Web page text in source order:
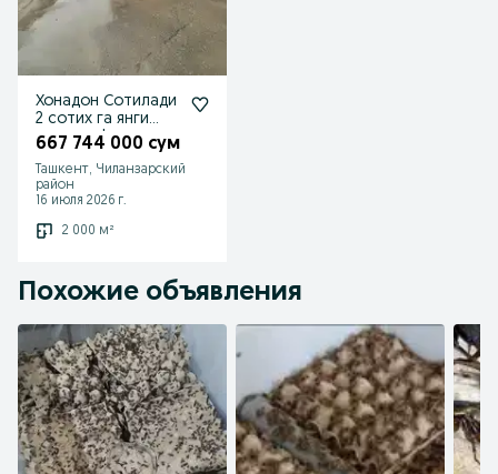
Хонадон Сотилади
2 сотих га янги
курилган!
667 744 000 сум
Ташкент, Чиланзарский
район
16 июля 2026 г.
2 000 м²
Похожие объявления